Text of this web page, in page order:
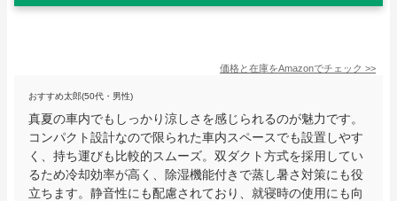
価格と在庫をAmazonでチェック >>
おすすめ太郎(50代・男性)
真夏の車内でもしっかり涼しさを感じられるのが魅力です。
コンパクト設計なので限られた車内スペースでも設置しやす
く、持ち運びも比較的スムーズ。双ダクト方式を採用してい
るため冷却効率が高く、除湿機能付きで蒸し暑さ対策にも役
立ちます。静音性にも配慮されており、就寝時の使用にも向